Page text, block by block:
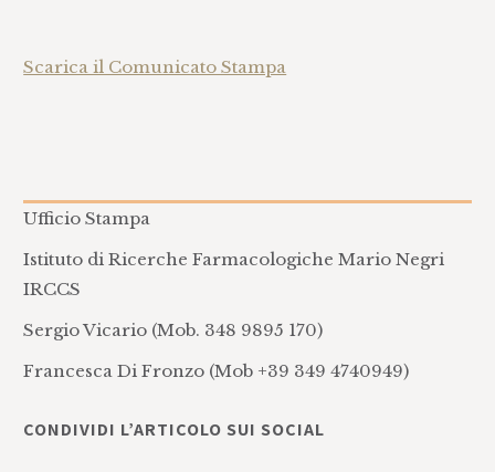
Scarica il Comunicato Stampa
Ufficio Stampa
Istituto di Ricerche Farmacologiche Mario Negri
IRCCS
Sergio Vicario (Mob. 348 9895 170)
Francesca Di Fronzo (Mob +39 349 4740949)
CONDIVIDI L’ARTICOLO SUI SOCIAL